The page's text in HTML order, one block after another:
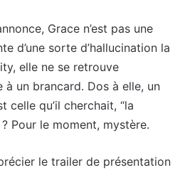
Grace n’est pas une
d’une sorte d’hallucination la
elle ne se retrouve
à un brancard. Dos à elle, un
celle qu’il cherchait, “la
Pour le moment, mystère.
le trailer de présentation